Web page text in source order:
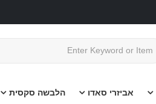
אביזרי סאדו הלבשה סקסית